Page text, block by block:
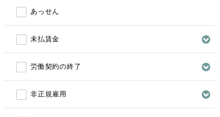
あっせん
未払賃金
労働契約の終了
非正規雇用